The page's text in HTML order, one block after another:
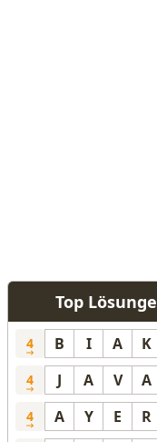
Top
4 B I A K
4 J A V A
4 A Y E R